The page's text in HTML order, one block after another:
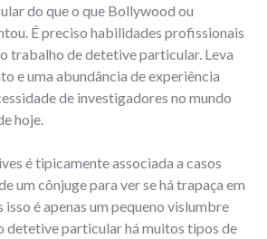
do que o que Bollywood ou
É preciso habilidades profissionais
trabalho de detetive particular. Leva
e uma abundância de experiência
de investigadores no mundo
hoje.
é tipicamente associada a casos
um cônjuge para ver se há trapaça em
isso é apenas um pequeno vislumbre
detetive particular há muitos tipos de